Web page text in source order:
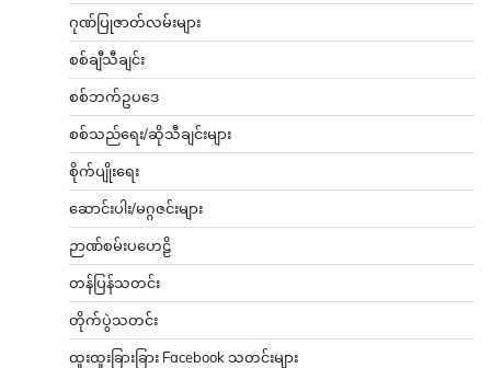
ဂုဏ်ပြုဇာတ်လမ်းများ
စစ်ချီသီချင်း
စစ်ဘက်ဥပဒေ
စစ်သည်ရေး/ဆိုသီချင်းများ
စိုက်ပျိုးရေး
ဆောင်းပါး/မဂ္ဂဇင်းများ
ဉာဏ်စမ်းပဟေဠိ
တန်ပြန်သတင်း
တိုက်ပွဲသတင်း
ထူးထူးခြားခြား Facebook သတင်းများ